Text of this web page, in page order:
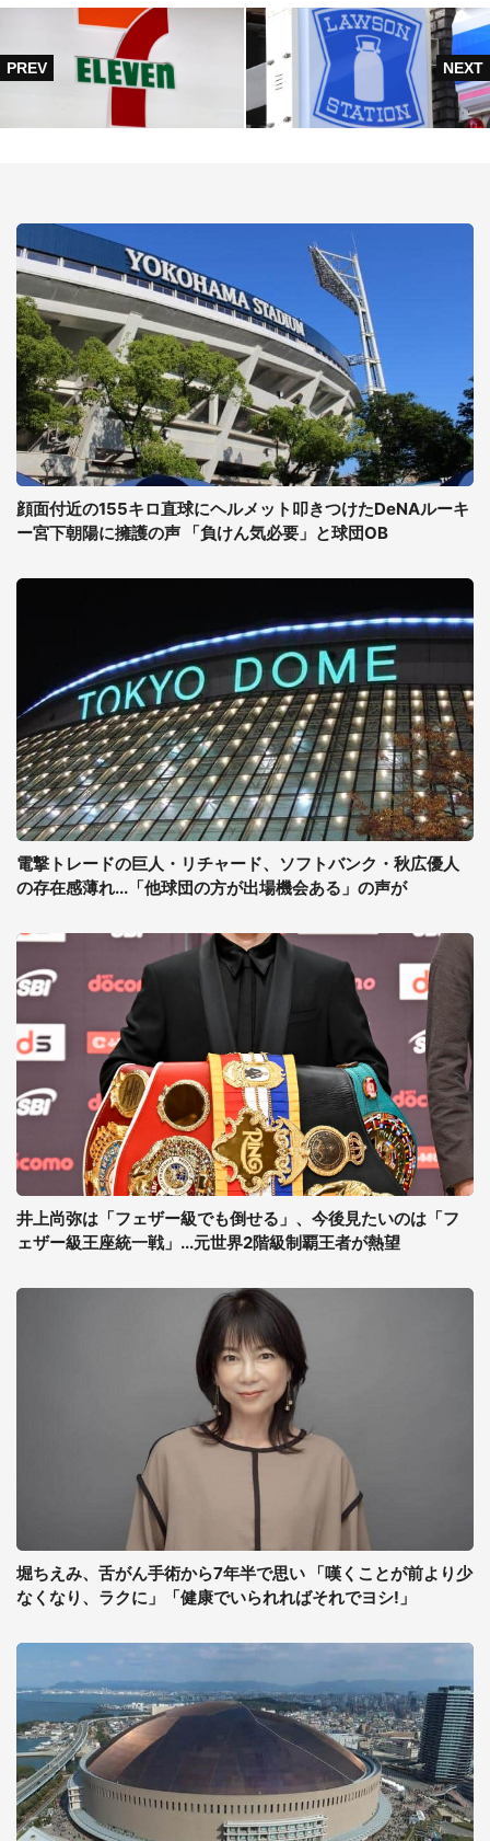
顔面付近の155キロ直球にヘルメット叩きつけたDeNAルーキ
ー宮下朝陽に擁護の声 「負けん気必要」と球団OB
電撃トレードの巨人・リチャード、ソフトバンク・秋広優人
の存在感薄れ...「他球団の方が出場機会ある」の声が
井上尚弥は「フェザー級でも倒せる」、今後見たいのは「フ
ェザー級王座統一戦」...元世界2階級制覇王者が熱望
堀ちえみ、舌がん手術から7年半で思い 「嘆くことが前より少
なくなり、ラクに」「健康でいられればそれでヨシ!」